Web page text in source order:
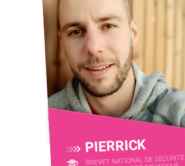
PIERRICK
BREVET NATIONAL DE SÉCURITÉ